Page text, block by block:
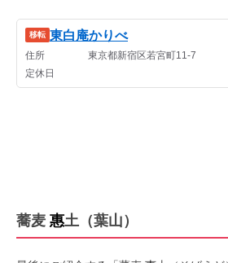
蕎麦 惠土（葉山）